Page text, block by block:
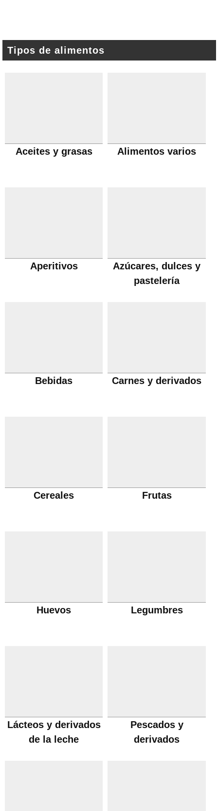
Tipos de alimentos
Aceites y grasas Alimentos varios
Aperitivos
Azúcares, dulces y
pastelería
Bebidas Carnes y derivados
Cereales Frutas
Huevos Legumbres
Lácteos y derivados
de la leche
Pescados y
derivados